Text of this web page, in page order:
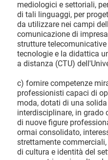
mediologici e settoriali,
di tali linguaggi, per
da utilizzare nei campi
comunicazione di
strutture
tecnologie e la didattica
a distanza (CTU)
c) fornire competenze
professionisti capaci di
moda, dotati di una
interdisciplinare, in grado
di nuove figure
ormai consolidato,
strettamente
di cultura e identità del